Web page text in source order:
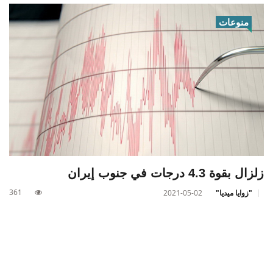
منوعات
زلزال بقوة 4.3 درجات في جنوب إيران
"زوايا ميديا" 2021-05-02
361